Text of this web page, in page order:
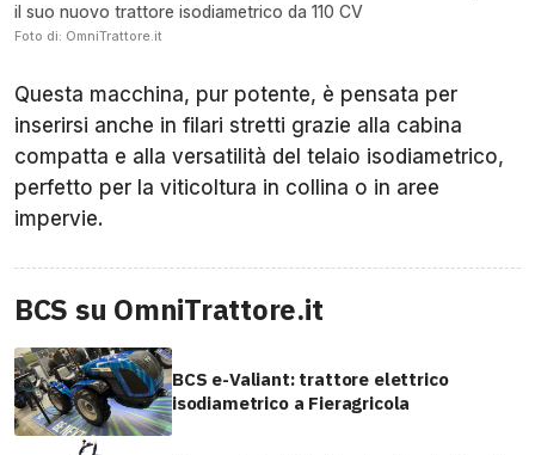
il suo nuovo trattore isodiametrico da 110 CV
Foto di: OmniTrattore.it
Questa macchina, pur potente, è pensata per
inserirsi anche in filari stretti grazie alla cabina
compatta e alla versatilità del telaio isodiametrico,
perfetto per la viticoltura in collina o in aree
impervie.
BCS su OmniTrattore.it
BCS e-Valiant: trattore elettrico
isodiametrico a Fieragricola